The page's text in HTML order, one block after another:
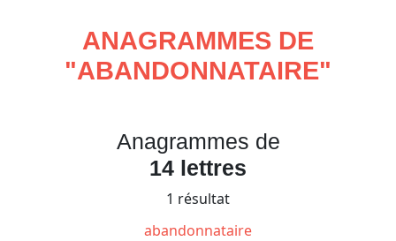
ANAGRAMMES DE
"ABANDONNATAIRE"
Anagrammes de
14 lettres
1 résultat
abandonnataire